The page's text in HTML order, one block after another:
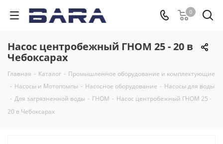
0
Насос центробежный ГНОМ 25 - 20 в
Чебоксарах
Главная - Каталог - Промышленное оборудование и комплектующие
- Насосы и Мотопомпы - Насосное оборудование - Насосы для воды
- Для загрязненной воды - ГНОМ - Насос центробежный ГНОМ 25 -
20 в Чебоксарах